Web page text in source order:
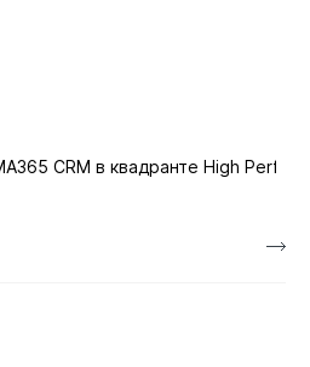
CRM в квадранте High